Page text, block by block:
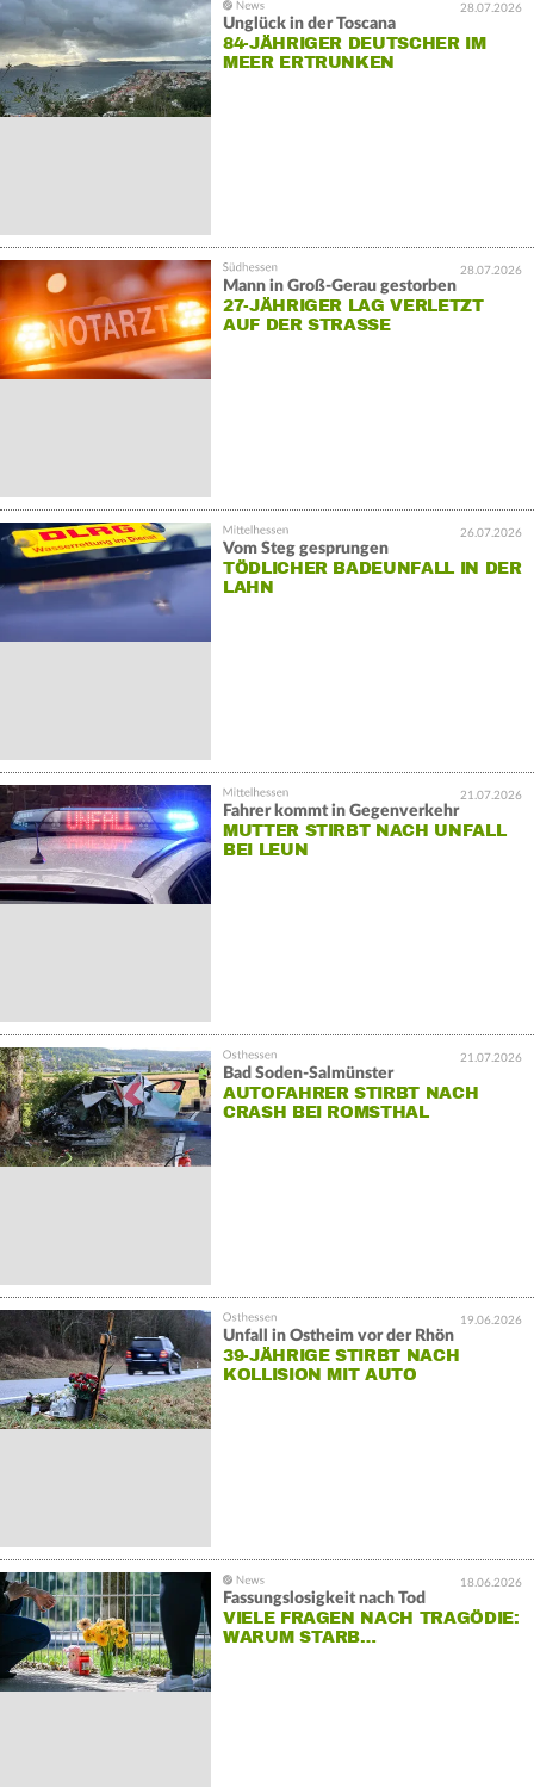
28.07.2026
Unglück in der Toscana
84-JÄHRIGER DEUTSCHER IM
MEER ERTRUNKEN
28.07.2026
Mann in Groß-Gerau gestorben
27-JÄHRIGER LAG VERLETZT
AUF DER STRASSE
26.07.2026
Vom Steg gesprungen
TÖDLICHER BADEUNFALL IN DER
LAHN
21.07.2026
Fahrer kommt in Gegenverkehr
MUTTER STIRBT NACH UNFALL
BEI LEUN
21.07.2026
Bad Soden-Salmünster
AUTOFAHRER STIRBT NACH
CRASH BEI ROMSTHAL
19.06.2026
Unfall in Ostheim vor der Rhön
39-JÄHRIGE STIRBT NACH
KOLLISION MIT AUTO
18.06.2026
Fassungslosigkeit nach Tod
VIELE FRAGEN NACH TRAGÖDIE:
WARUM STARB…